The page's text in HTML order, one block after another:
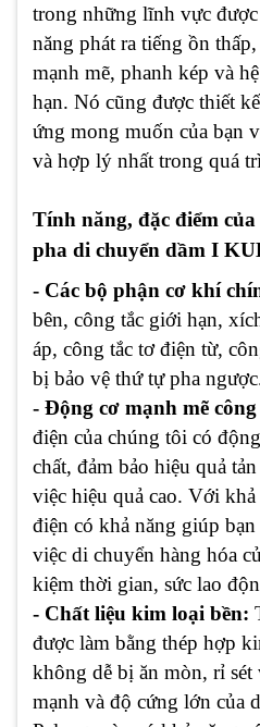
trong những lĩnh vực được
năng phát ra tiếng ồn
mạnh mẽ, phanh kép và
hạn. Nó cũng được thiết
ứng mong muốn của bạn
và hợp lý nhất trong quá
Tính năng, đặc điểm
pha di chuyển dầm I
- Các bộ phận cơ khí
bên, công tắc giới hạn,
áp, công tắc tơ điện từ,
bị bảo vệ thứ tự pha
- Động cơ mạnh mẽ công
điện của chúng tôi có
chất, đảm bảo hiệu quả
việc hiệu quả cao. Với
điện có khả năng giúp
việc di chuyển hàng hóa
kiệm thời gian, sức lao
- Chất liệu kim loại bền:
được làm bằng thép hợp
không dễ bị ăn mòn, rỉ
mạnh và độ cứng lớn của